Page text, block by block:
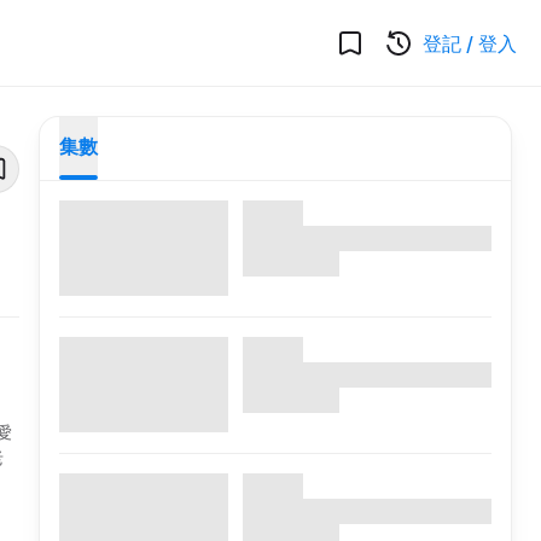
登記 / 登入
集數